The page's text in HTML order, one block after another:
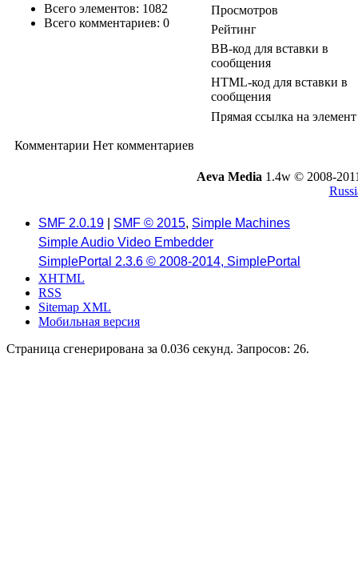
Всего элементов: 1082
Всего комментариев: 0
Просмотров
Рейтинг
BB-код для вставки в
сообщения
HTML-код для вставки в
сообщения
Прямая ссылка на элемент
Комментарии Нет комментариев
Aeva Media 1.4w © 2008-
SMF 2.0.19 SMF © 2015, Simple Machines
Simple Audio Video Embedder
SimplePortal 2.3.6 © 2008-2014, SimplePortal
XHTML
RSS
Sitemap XML
Мобильная версия
Страница сгенерирована за 0.036 секунд. Запросов: 26.